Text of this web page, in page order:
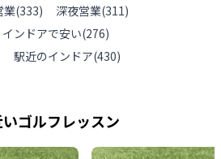
業(333) 深夜営業(311)
インドアで安い(276)
駅近のインドア(430)
ゴルフレッスン